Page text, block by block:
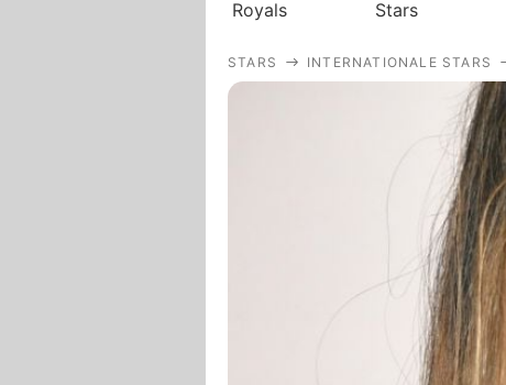
Royals Stars
STARS INTERNATIONALE STARS